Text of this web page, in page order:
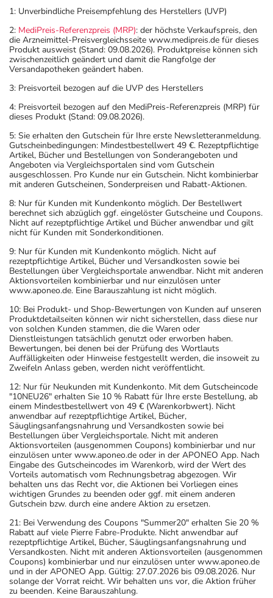
1: Unverbindliche Preisempfehlung des Herstellers (UVP)
2: MediPreis-Referenzpreis (MRP): der höchste Verkaufspreis, den
die Arzneimittel-Preisvergleichsseite www.medipreis.de für dieses
Produkt ausweist (Stand: 09.08.2026). Produktpreise können sich
zwischenzeitlich geändert und damit die Rangfolge der
Versandapotheken geändert haben.
3: Preisvorteil bezogen auf die UVP des Herstellers
4: Preisvorteil bezogen auf den MediPreis-Referenzpreis (MRP) für
dieses Produkt (Stand: 09.08.2026).
5: Sie erhalten den Gutschein für Ihre erste Newsletteranmeldung.
Gutscheinbedingungen: Mindestbestellwert 49 €. Rezeptpflichtige
Artikel, Bücher und Bestellungen von Sonderangeboten und
Angeboten via Vergleichsportalen sind vom Gutschein
ausgeschlossen. Pro Kunde nur ein Gutschein. Nicht kombinierbar
mit anderen Gutscheinen, Sonderpreisen und Rabatt-Aktionen.
8: Nur für Kunden mit Kundenkonto möglich. Der Bestellwert
berechnet sich abzüglich ggf. eingelöster Gutscheine und Coupons.
Nicht auf rezeptpflichtige Artikel und Bücher anwendbar und gilt
nicht für Kunden mit Sonderkonditionen.
9: Nur für Kunden mit Kundenkonto möglich. Nicht auf
rezeptpflichtige Artikel, Bücher und Versandkosten sowie bei
Bestellungen über Vergleichsportale anwendbar. Nicht mit anderen
Aktionsvorteilen kombinierbar und nur einzulösen unter
www.aponeo.de. Eine Barauszahlung ist nicht möglich.
10: Bei Produkt- und Shop-Bewertungen von Kunden auf unseren
Produktdetailseiten können wir nicht sicherstellen, dass diese nur
von solchen Kunden stammen, die die Waren oder
Dienstleistungen tatsächlich genutzt oder erworben haben.
Bewertungen, bei denen bei der Prüfung des Wortlauts
Auffälligkeiten oder Hinweise festgestellt werden, die insoweit zu
Zweifeln Anlass geben, werden nicht veröffentlicht.
12: Nur für Neukunden mit Kundenkonto. Mit dem Gutscheincode
"10NEU26" erhalten Sie 10 % Rabatt für Ihre erste Bestellung, ab
einem Mindestbestellwert von 49 € (Warenkorbwert). Nicht
anwendbar auf rezeptpflichtige Artikel, Bücher,
Säuglingsanfangsnahrung und Versandkosten sowie bei
Bestellungen über Vergleichsportale. Nicht mit anderen
Aktionsvorteilen (ausgenommen Coupons) kombinierbar und nur
einzulösen unter www.aponeo.de oder in der APONEO App. Nach
Eingabe des Gutscheincodes im Warenkorb, wird der Wert des
Vorteils automatisch vom Rechnungsbetrag abgezogen. Wir
behalten uns das Recht vor, die Aktionen bei Vorliegen eines
wichtigen Grundes zu beenden oder ggf. mit einem anderen
Gutschein bzw. durch eine andere Aktion zu ersetzen.
21: Bei Verwendung des Coupons "Summer20" erhalten Sie 20 %
Rabatt auf viele Pierre Fabre-Produkte. Nicht anwendbar auf
rezeptpflichtige Artikel, Bücher, Säuglingsanfangsnahrung und
Versandkosten. Nicht mit anderen Aktionsvorteilen (ausgenommen
Coupons) kombinierbar und nur einzulösen unter www.aponeo.de
und in der APONEO App. Gültig: 27.07.2026 bis 09.08.2026. Nur
solange der Vorrat reicht. Wir behalten uns vor, die Aktion früher
zu beenden. Keine Barauszahlung.